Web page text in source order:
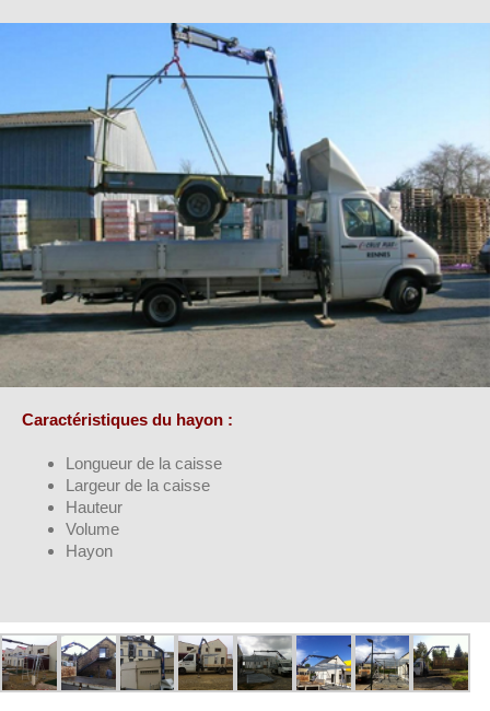
Caractéristiques du hayon :
Longueur de la caisse
Largeur de la caisse
Hauteur
Volume
Hayon